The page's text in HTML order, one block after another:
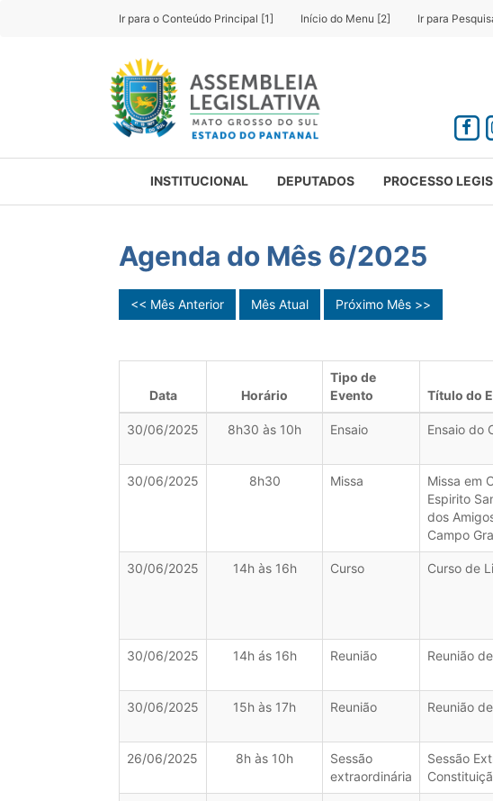
Ir para o Conteúdo Principal [1] Início do Menu [2] Ir para
INSTITUCIONAL DEPUTADOS PROCESSO
Agenda do Mês 6/2025
<< Mês Anterior Mês Atual Próximo Mês >>
Data Horário
Tipo de
Evento
Título do
30/06/2025 8h30 às 10h Ensaio Ensaio do
30/06/2025 8h30 Missa
Missa em
Espirito
dos
Campo
30/06/2025 14h às 16h Curso Curso de
30/06/2025 14h ás 16h Reunião Reunião
30/06/2025 15h às 17h Reunião Reunião
26/06/2025 8h às 10h
Sessão
extraordinária
Sessão